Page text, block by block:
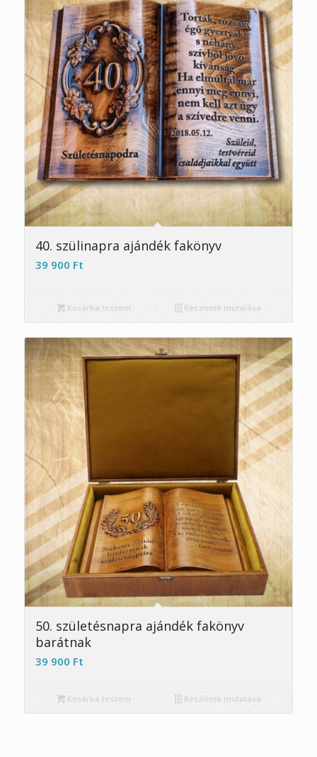
5.00
40. szülinapra ajándék fakönyv
39 900 Ft
Kosárba teszem Részletek mutatása
5.00
50. születésnapra ajándék fakönyv
barátnak
39 900 Ft
Kosárba teszem Részletek mutatása